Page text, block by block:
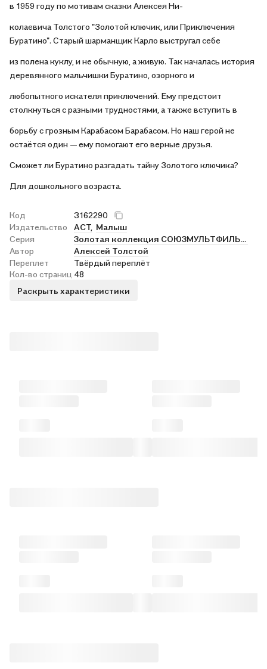
в 1959 году по мотивам сказки Алексея Ни-
колаевича Толстого "Золотой ключик, или Приключения
Буратино". Старый шарманщик Карло выстругал себе
из полена куклу, и не обычную, а живую. Так началась история
деревянного мальчишки Буратино, озорного и
любопытного искателя приключений. Ему предстоит
столкнуться с разными трудностями, а также вступить в
борьбу с грозным Карабасом Барабасом. Но наш герой не
остаётся один — ему помогают его верные друзья.
Сможет ли Буратино разгадать тайну Золотого ключика?
Для дошкольного возраста.
Код
3162290
Издательство
АСТ, Малыш
Серия
Золотая коллекция СОЮЗМУЛЬТФИЛЬМА
Автор
Алексей Толстой
Переплет
Твёрдый переплёт
Кол-во страниц 48
Раскрыть характеристики